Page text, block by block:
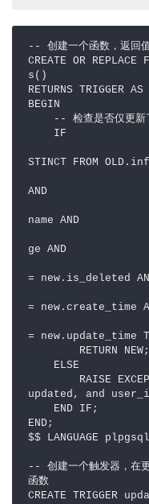
-- 创建一个函数，返回
CREATE OR
s()
RETURNS TRIGGER
BEGIN
STINCT FROM
AND
name AND
ge AND
= new.is_deleted
= new.create_time
= new.update_time
updated, and
END;
$$ LANGUAGE
-- 创建一个触发器，
函数
CREATE TRIGGER